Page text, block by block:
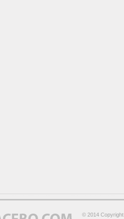
© 2014 Copyright